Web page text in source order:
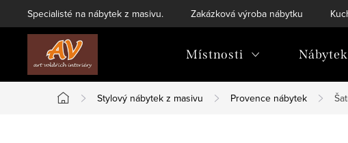
na
Specialisté na nábytek z masivu. Zakázková výroba nábytku
Místnosti
Domů
Stylový nábytek z masivu Provence nábytek